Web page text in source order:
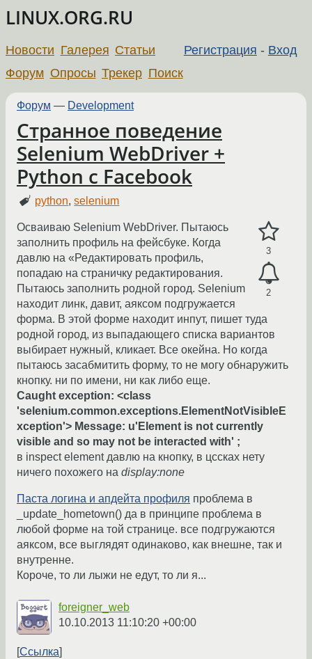
LINUX.ORG.RU
Регистрация - Вход
Новости Галерея Статьи
Форум Опросы Трекер Поиск
Форум — Development
Странное поведение
Selenium WebDriver +
Python с Facebook
python,selenium
3
2
Осваиваю Selenium WebDriver. Пытаюсь
заполнить профиль на фейсбуке. Когда
давлю на «Редактировать профиль,
попадаю на страничку редактирования.
Пытаюсь заполнить родной город. Selenium
находит линк, давит, аяксом подгружается
форма. В этой форме находит инпут, пишет туда
родной город, из выпадающего списка вариантов
выбирает нужный, кликает. Все окейна. Но когда
пытаюсь засабмитить форму, то не могу обнаружить
кнопку. ни по имени, ни как либо еще.
Caught exception: <class
'selenium.common.exceptions.ElementNotVisibleE
xception'> Message: u'Element is not currently
visible and so may not be interacted with' ;
в inspect element давлю на кнопку, в цссках нету
ничего похожего на display:none
Паста логина и апдейта профиля проблема в
_update_hometown() да в принципе проблема в
любой форме на той странице. все подгружаются
аяксом, все выглядят одинаково, как внешне, так и
внутренне.
Короче, то ли лыжи не едут, то ли я...
foreigner_web
10.10.2013 11:10:20 +00:00
Ссылка